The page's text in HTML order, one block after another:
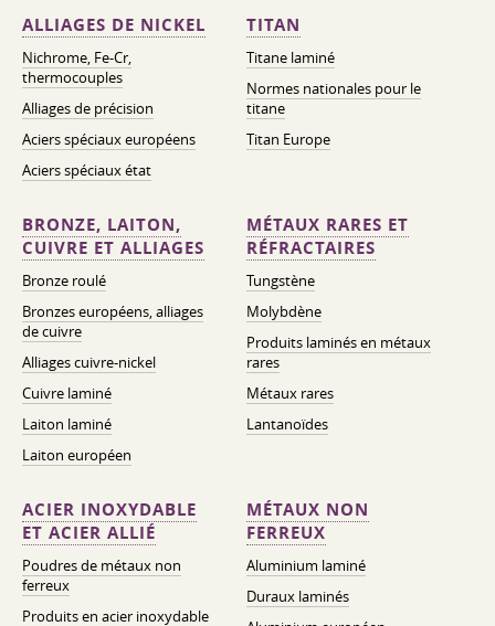
ALLIAGES DE NICKEL
Nichrome, Fe-Cr,
thermocouples
Alliages de précision
Aciers spéciaux européens
Aciers spéciaux état
TITAN
Titane laminé
Normes nationales pour le
titane
Titan Europe
BRONZE, LAITON,
CUIVRE ET ALLIAGES
Bronze roulé
Bronzes européens, alliages
de cuivre
Alliages cuivre-nickel
Cuivre laminé
Laiton laminé
Laiton européen
MÉTAUX RARES ET
RÉFRACTAIRES
Tungstène
Molybdène
Produits laminés en métaux
rares
Métaux rares
Lantanoïdes
ACIER INOXYDABLE
ET ACIER ALLIÉ
Poudres de métaux non
ferreux
Produits en acier inoxydable
MÉTAUX NON
FERREUX
Aluminium laminé
Duraux laminés